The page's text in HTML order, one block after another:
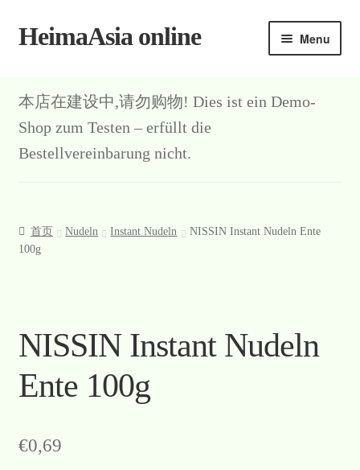
Skip
Skip
HeimaAsia online Menu
本店在建设中,请勿购物! Dies ist ein Demo-
Shop zum Testen – erfüllt die
Bestellvereinbarung nicht.
首页 Nudeln Instant Nudeln
NISSIN Instant Nudeln Ente
100g
NISSIN Instant Nudeln
Ente 100g
€0,69